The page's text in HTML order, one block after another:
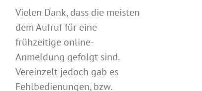
Vielen Dank, dass die meisten
dem Aufruf für eine
frühzeitige online-
Anmeldung gefolgt sind.
Vereinzelt jedoch gab es
Fehlbedienungen, bzw.